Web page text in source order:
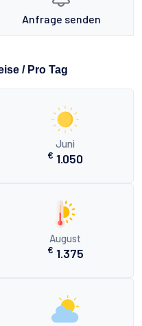
Anfrage senden
/ Pro Tag
Juni
€ 1.050
August
€ 1.375